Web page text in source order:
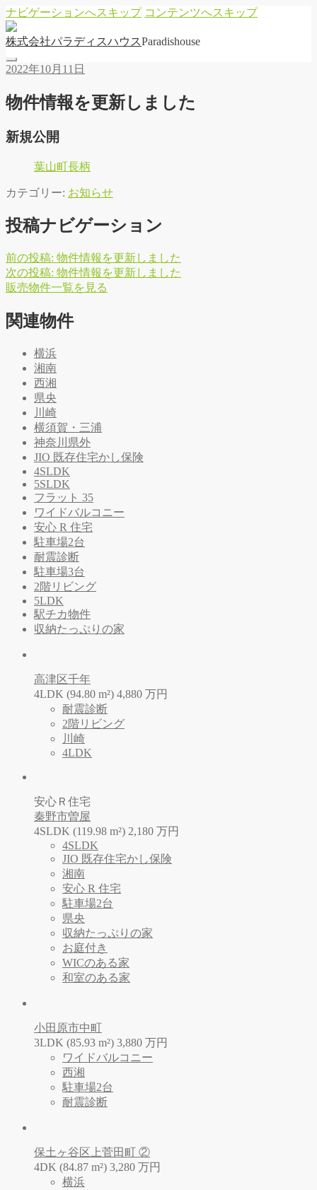
ナビゲーションへスキップ コンテンツへスキップ
株式会社パラディ スハウ スParadishouse
2022年10月11日
物件情報を更新しました
新規公開
葉山町長柄
カテゴリー: お知らせ
投稿ナビゲーション
前の投稿: 物件情報を更新しました
次の投稿: 物件情報を更新しました
販売物件一覧を 見る
関連物件
横浜
湘南
西湘
県央
川崎
横須賀・三浦
神奈川県外
JIO 既存住宅かし保険
4SLDK
5SLDK
フラット 35
ワイドバルコニー
安心 R 住宅
駐車場2台
耐震診断
駐車場3台
2階リビング
5LDK
駅チカ物件
収納たっぷりの家
高津区千年
4LDK (94.80 m²) 4,880 万円
耐震診断
2階リビング
川崎
4LDK
安心Ｒ住宅
秦野市曽屋
4SLDK (119.98 m²) 2,180 万円
4SLDK
JIO 既存住宅かし保険
湘南
安心 R 住宅
駐車場2台
県央
収納たっぷりの家
お庭付き
WICのある家
和室のある家
小田原市中町
3LDK (85.93 m²) 3,880 万円
ワイドバルコニー
西湘
駐車場2台
耐震診断
保土ヶ谷区上菅田町 ②
4DK (84.87 m²) 3,280 万円
横浜